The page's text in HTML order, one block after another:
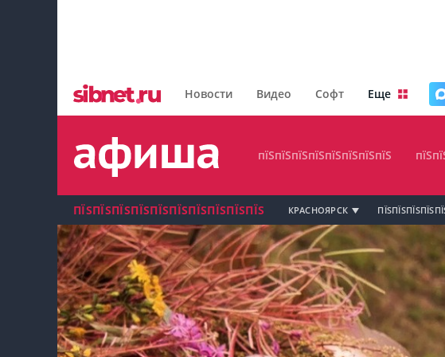
Новости Видео Софт Еще
пїЅпїЅпїЅпїЅпїЅпїЅпїЅпїЅ
пїЅпїЅпїЅпїЅпїЅпїЅпїЅ
пїЅпїЅпїЅ пїЅпїЅпїЅпїЅпїЅпїЅпїЅ пїЅпїЅ
пїЅпїЅпїЅпїЅпїЅ
пїЅпїЅпїЅ пїЅпїЅпїЅпїЅпїЅпїЅпїЅ
пїЅпїЅпїЅпїЅпїЅпїЅпїЅпїЅ
ПЇЅПЇЅПЇЅПЇЅПЇЅПЇЅПЇЅПЇЅПЇЅПЇЅ КРАСНОЯРСК